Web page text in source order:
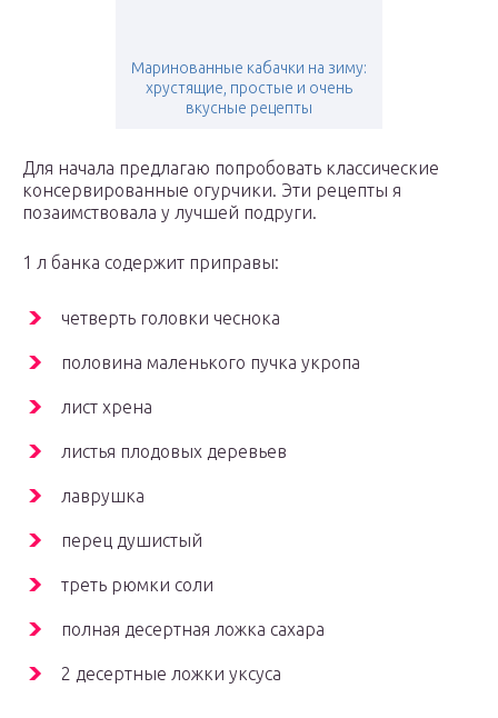
Маринованные кабачки на зиму:
хрустящие, простые и очень
вкусные рецепты
Для начала предлагаю попробовать классические
консервированные огурчики. Эти рецепты я
позаимствовала у лучшей подруги.
1 л банка содержит приправы:
четверть головки чеснока
половина маленького пучка укропа
лист хрена
листья плодовых деревьев
лаврушка
перец душистый
треть рюмки соли
полная десертная ложка сахара
2 десертные ложки уксуса